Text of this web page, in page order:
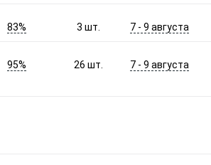
83% 3шт. 7 - 9 августа
95% 26шт. 7 - 9 августа